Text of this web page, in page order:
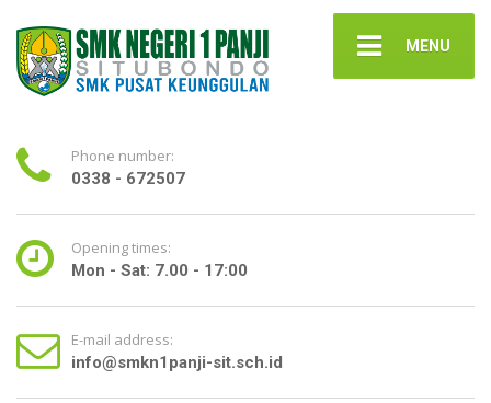
MENU
Phone number:
0338 - 672507
Opening times:
Mon - Sat: 7.00 - 17:00
E-mail address:
info@smkn1panji-sit.sch.id